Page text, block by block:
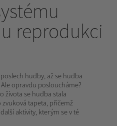
reprodukci
hudby, až se hudba
opravdu posloucháme?
života se hudba stala
zvuková tapeta, přičemž
aktivity, kterým se v té